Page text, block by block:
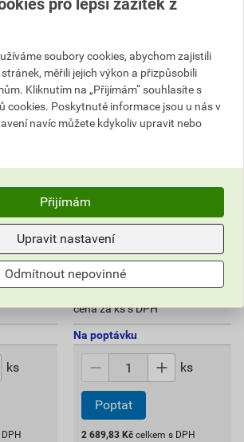
2 766,06 Kč celkem s DPH
PVC
ks
Chrlič střešní kulatý
TOPWET TWC 125 BIT
2 988,70 Kč
2 689,83Kč
cena za ks s DPH
Na poptávku
ks
Poptat
2 689,83 Kč celkem s DPH
pro lepší zážitek z
soubory cookies, abychom zajistili
měřili jejich výkon a přizpůsobili
Kliknutím na „Přijímám“ souhlasíte s
cookies. Poskytnuté informace jsou u nás v
navíc můžete kdykoliv upravit nebo
Přijímám
Upravit nastavení
Odmítnout nepovinné